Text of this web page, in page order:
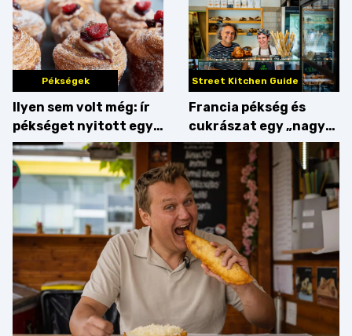
Pékségek
Ilyen sem volt még: ír
pékséget nyitott egy
Dublinból hazatért pár
Street Kitchen Guide
Francia pékség és
cukrászat egy „nagy
csipetnyi” empátiával